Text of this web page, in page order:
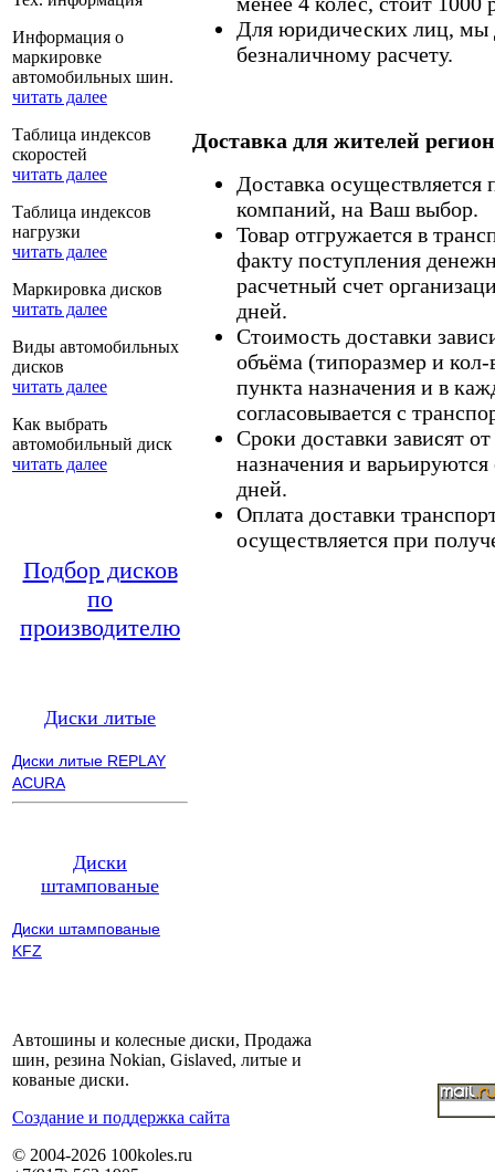
Информация о
маркировке
автомобильных шин.
читать далее
Таблица индексов
скоростей
читать далее
Таблица индексов
нагрузки
читать далее
Маркировка дисков
читать далее
Виды автомобильных
дисков
читать далее
Как выбрать
автомобильный диск
читать далее
Подбор дисков
по
производителю
Диски литые
Диски литые REPLAY
ACURA
Диски
штампованые
Диски штампованые
KFZ
Для юридических лиц, мы
безналичному расчету.
Доставка для жителей
Доставка
компаний, на Ваш выбор.
Товар отгружается в
факту поступления
расчетный счет
дней.
Стоимость доставки
объёма (типоразмер и кол-
пункта назначения и в
согласовывается с
Сроки доставки зависят
назначения и
дней.
Оплата доставки
осуществляется при
Автошины и колесные диски, Продажа
шин, резина Nokian, Gislaved, литые и
кованые диски.
Cоздание и поддержка сайта
© 2004-2026 100koles.ru